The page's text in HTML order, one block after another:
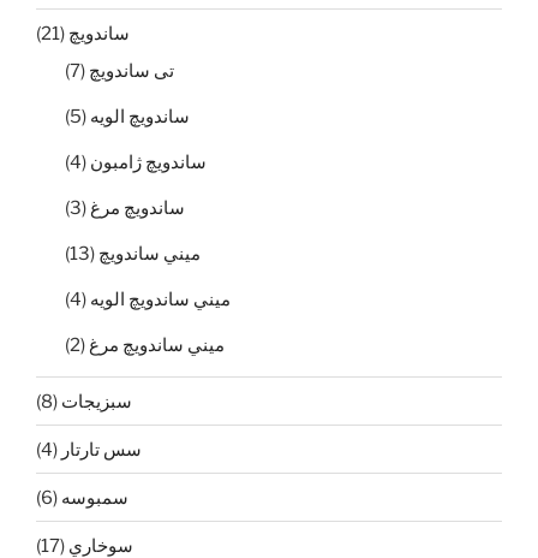
ساندویچ (21)
تی ساندويچ (7)
ساندويچ الويه (5)
ساندويچ ژامبون (4)
ساندويچ مرغ (3)
ميني ساندويچ (13)
ميني ساندويچ الويه (4)
ميني ساندويچ مرغ (2)
سبزيجات (8)
سس تارتار (4)
سمبوسه (6)
سوخاري (17)